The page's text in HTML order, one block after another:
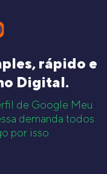
rápido e
Digital.
de Google Meu
demanda todos
por isso.